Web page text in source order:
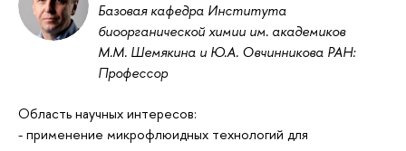
Базовая кафедра Института
биоорганической химии им. академиков
М.М. Шемякина и Ю.А. Овчинникова РАН:
Профессор
Область научных интересов:
- применение микрофлюидных технологий для